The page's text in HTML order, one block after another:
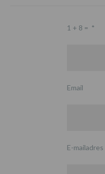
1 + 8 = *
Email
E-mailadres